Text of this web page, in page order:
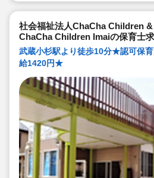
社会福祉法人ChaCha Children
ChaCha Children Imaiの保育士
武蔵小杉駅より徒歩10分★認可保
給1420円★